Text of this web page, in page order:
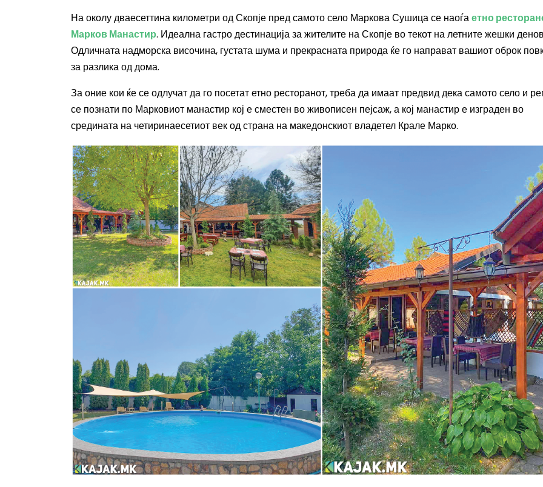
На околу дваесеттина километри од Скопје пред самото село Маркова Сушица се наоѓаетно
Марков Манастир. Идеална гастро дестинација за жителите на Скопје во текот на летните жешки
Одличната надморска височина, густата шума и прекрасната природа ќе го направат вашиот оброк
за разлика од дома.
За оние кои ќе се одлучат да го посетат етно ресторанот, треба да имаат предвид дека самото село и
се познати по Марковиот манастир кој е сместен во живописен пејсаж, а кој манастир е изграден во
средината на четиринаесетиот век од страна на македонскиот владетел Крале Марко.
Целосно
Сонцето 2026:
најголемиот